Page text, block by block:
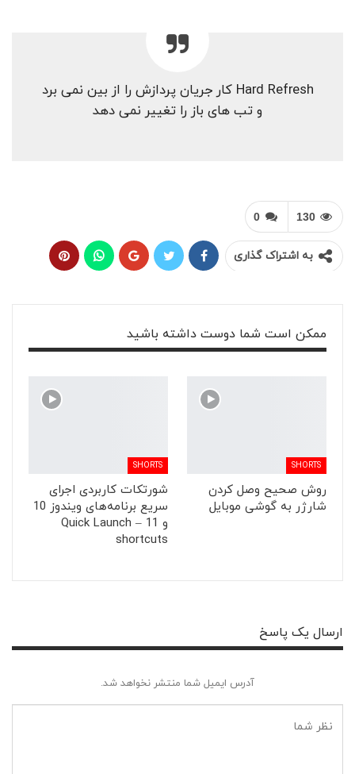
Hard Refresh کار جریان پردازش را از بین نمی برد
و تب های باز را تغییر نمی دهد
0 130
به اشتراک گذاری
ممکن است شما دوست داشته باشید
SHORTS
روش صحیح وصل کردن
شارژر به گوشی موبایل
SHORTS
شورتکات کاربردی اجرای
سریع برنامه‌های ویندوز 10
و 11 – Quick Launch
shortcuts
ارسال یک پاسخ
آدرس ایمیل شما منتشر نخواهد شد.